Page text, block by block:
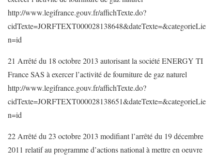
http://www.legifrance.gouv.fr/affichTexte.do?
cidTexte=JORFTEXT000028138648&dateTexte=&categorieLie
n=id
21 Arrêté du 18 octobre 2013 autorisant la société ENERGY TI
France SAS à exercer l’activité de fourniture de gaz naturel
http://www.legifrance.gouv.fr/affichTexte.do?
cidTexte=JORFTEXT000028138651&dateTexte=&categorieLie
n=id
22 Arrêté du 23 octobre 2013 modifiant l’arrêté du 19 décembre
2011 relatif au programme d’actions national à mettre en oeuvre